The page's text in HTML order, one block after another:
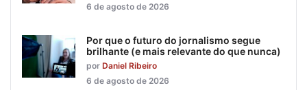
6 de agosto de 2026
Por que o futuro do jornalismo segue
brilhante (e mais relevante do que nunca)
por Daniel Ribeiro
6 de agosto de 2026